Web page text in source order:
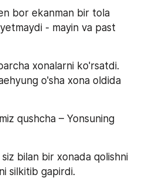
bor ekanman bir tola
- mayin va past
xonalarni ko'rsatdi.
o'sha xona oldida
qushcha – Yonsuning
bilan bir xonada qolishni
silkitib gapirdi.